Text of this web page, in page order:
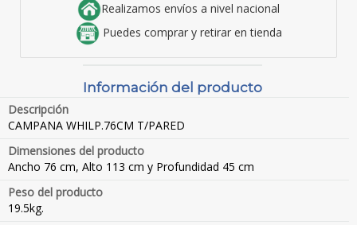
Realizamos envíos a nivel nacional
Puedes comprar y retirar en tienda
Información del producto
Descripción
CAMPANA WHILP.76CM T/PARED
Dimensiones del producto
Ancho 76 cm, Alto 113 cm y Profundidad 45 cm
Peso del producto
19.5kg.